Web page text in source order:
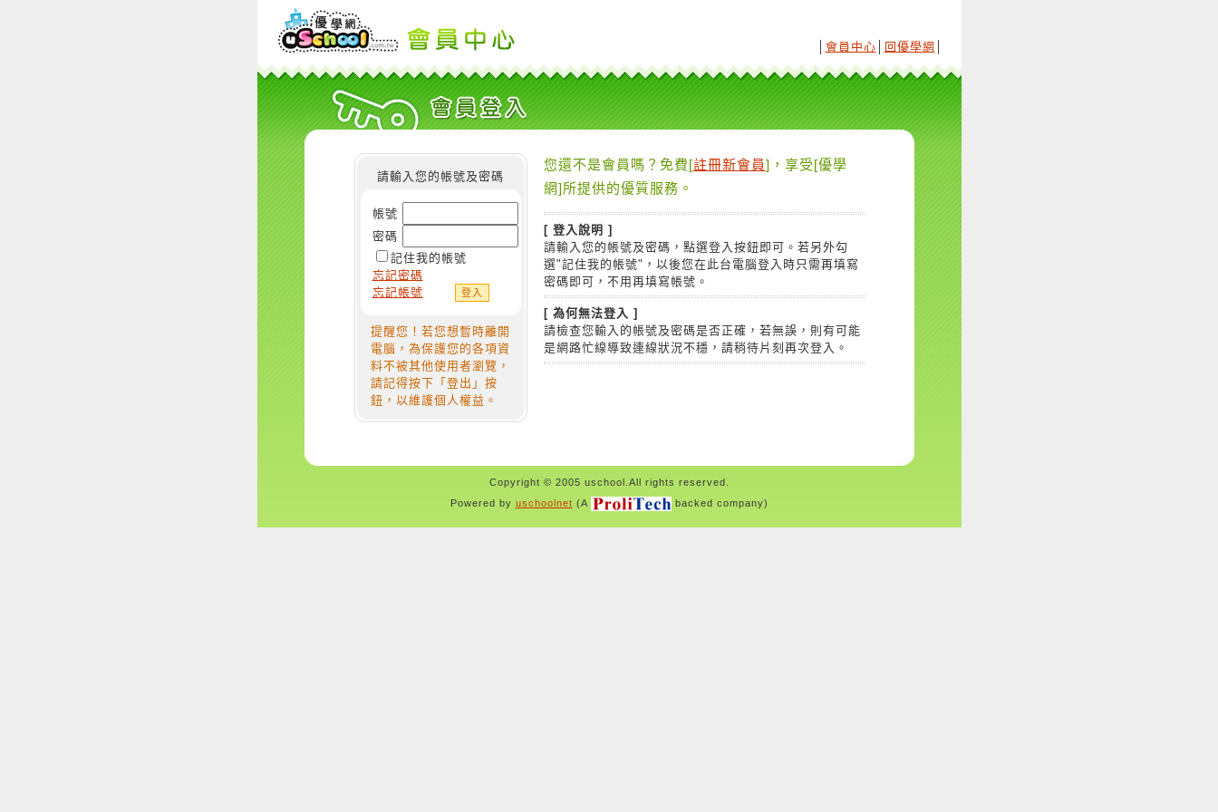
會員中心 回優學網
請輸入您的帳號及密碼
帳號
密碼
記住我的帳號
忘記密碼
忘記帳號
提醒您！若您想暫時離開
電腦，為保護您的各項資
料不被其他使用者瀏覽，
請記得按下「登出」按
鈕，以維護個人權益。
您還不是會員嗎？免費[註冊新會員]，享受[優學
網]所提供的優質服務。
[ 登入說明 ]
請輸入您的帳號及密碼，點選登入按鈕即可。若另外勾
選"記住我的帳號"，以後您在此台電腦登入時只需再填寫
密碼即可，不用再填寫帳號。
[ 為何無法登入 ]
請檢查您輸入的帳號及密碼是否正確，若無誤，則有可能
是網路忙線導致連線狀況不穩，請稍待片刻再次登入。
Copyright © 2005 uschool.All rights reserved.
Powered by uschoolnet (A backed company)